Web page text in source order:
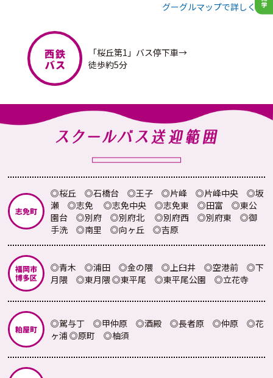
グーグルマップで詳しく見る
「桜丘第1」バス停下車→
徒歩約5分
◎桜丘 ◎石橋台 ◎王子 ◎片峰 ◎片峰中央 ◎坂
瀬 ◎志免
◎志免中央 ◎志免東 ◎田富 ◎東公
園台 ◎別府 ◎別府北
◎別府西 ◎別府東 ◎御
手洗 ◎南里 ◎向ヶ丘 ◎吉原
◎青木 ◎浦田 ◎金の隈 ◎上臼井 ◎空港前 ◎下
月隈 ◎東月隈◎東平尾 ◎東平尾公園 ◎立花寺
◎駕与丁 ◎甲仲原 ◎酒殿 ◎長者原 ◎仲原 ◎花
ヶ浦 ◎原町 ◎柚須